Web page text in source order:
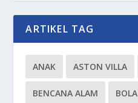
ARTIKEL TAG
ANAK ASTON VILLA
BENCANA ALAM BOLA